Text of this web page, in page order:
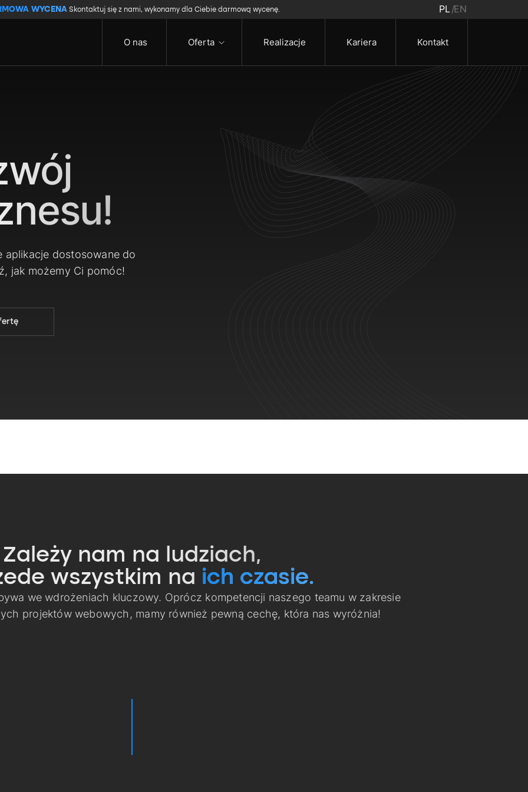
WYCENASkontaktuj się z nami, wykonamy dla Ciebie darmową wycenę. PL EN
O nas Oferta Realizacje Kariera Kontakt
aplikacje dostosowane do
jak możemy Ci pomóc!
Zależy nam na ludziach,
wszystkim na ich czasie.
we wdrożeniach kluczowy. Oprócz kompetencji naszego teamu w zakresie
projektów webowych, mamy również pewną cechę, która nas wyróżnia!